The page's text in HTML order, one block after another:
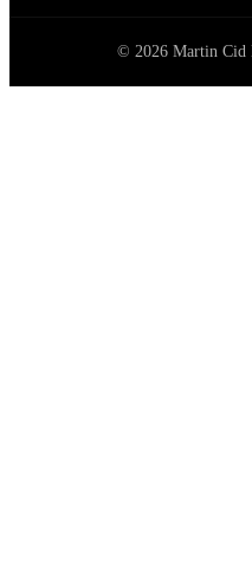
© 2026 Martin Cid